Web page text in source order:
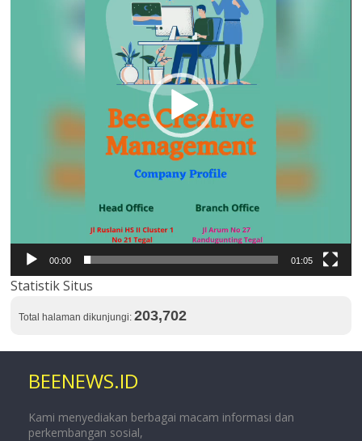
00:00 01:05
Statistik Situs
Total halaman dikunjungi:203,702
BEENEWS.ID
Kami menyediakan berbagai macam informasi dan
perkembangan sosial,